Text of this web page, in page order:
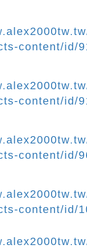
content/id/
content/id/
content/id/
content/id/